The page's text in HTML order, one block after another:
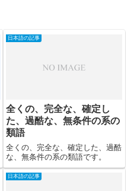
日本語の記事
全くの、完全な、確定し
た、過酷な、無条件の系の
類語
全くの、完全な、確定した、過酷
な、無条件の系の類語です。
日本語の記事